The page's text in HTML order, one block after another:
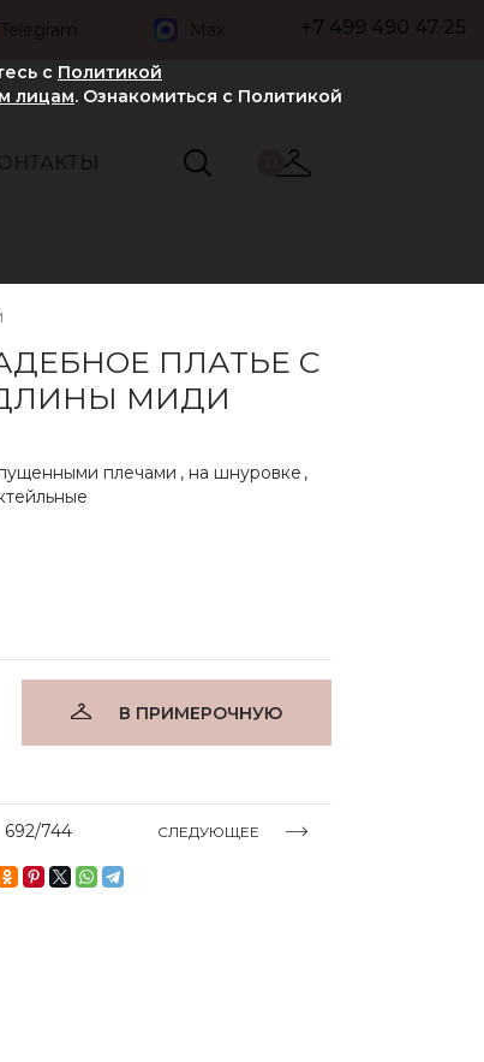
Telegram Max +7 499 490 47 25
ПЛАТЬЕ С
МИДИ
плечами , на шнуровке ,
В ПРИМЕРОЧНУЮ
692/744 СЛЕДУЮЩЕЕ
с Политикой
лицам. Ознакомиться с Политикой